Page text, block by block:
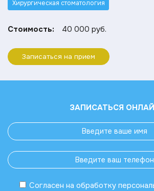
Хирургическая стоматология
Стоимость: 40 000 руб.
Записаться на прием
ЗАПИСАТЬСЯ
Согласен на обработку